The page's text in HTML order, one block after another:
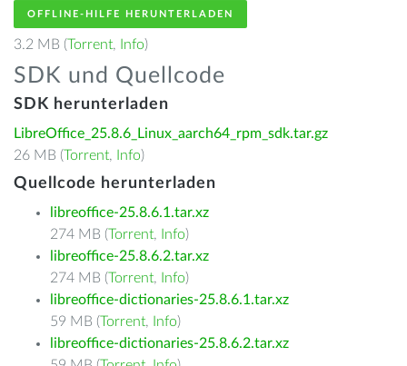
OFFLINE-HILFE HERUNTERLADEN
3.2 MB (Torrent, Info)
SDK und Quellcode
SDK herunterladen
LibreOffice_25.8.6_Linux_aarch64_rpm_sdk.tar.gz
26 MB (Torrent, Info)
Quellcode herunterladen
libreoffice-25.8.6.1.tar.xz
274 MB (Torrent, Info)
libreoffice-25.8.6.2.tar.xz
274 MB (Torrent, Info)
libreoffice-dictionaries-25.8.6.1.tar.xz
59 MB (Torrent, Info)
libreoffice-dictionaries-25.8.6.2.tar.xz